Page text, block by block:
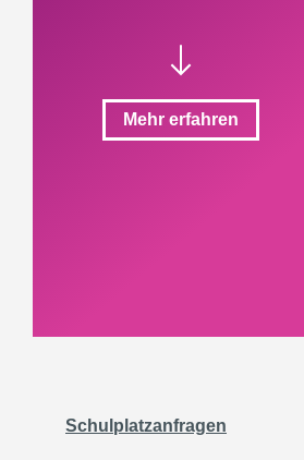
Mehr erfahren
Schulplatzanfragen